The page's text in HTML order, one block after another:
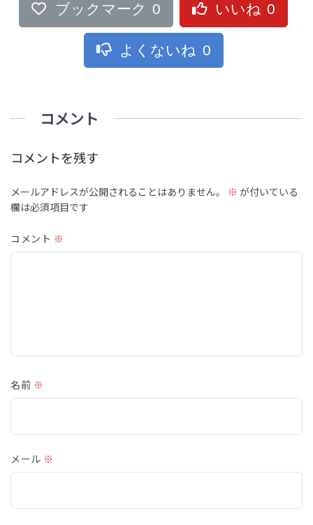
ブックマーク 0 いいね 0
よくないね 0
コメント
コメントを残す
メールアドレスが公開されることはありません。 ※ が付いている
欄は必須項目です
コメント ※
名前 ※
メール ※